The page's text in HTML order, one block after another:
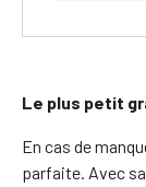
Le plus petit
En cas de
parfaite. Avec